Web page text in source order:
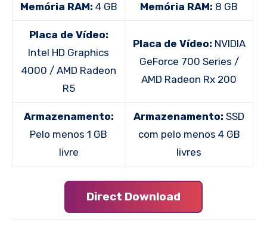
Memória RAM: 4 GB Memória RAM: 8 GB
Placa de Vídeo:
Intel HD Graphics
4000 / AMD Radeon
R5
Placa de Vídeo: NVIDIA
GeForce 700 Series /
AMD Radeon Rx 200
Armazenamento:
Pelo menos 1 GB
livre
Armazenamento: SSD
com pelo menos 4 GB
livres
Direct Download